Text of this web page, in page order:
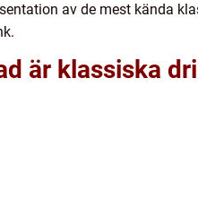
av de mest kända
är klassiska